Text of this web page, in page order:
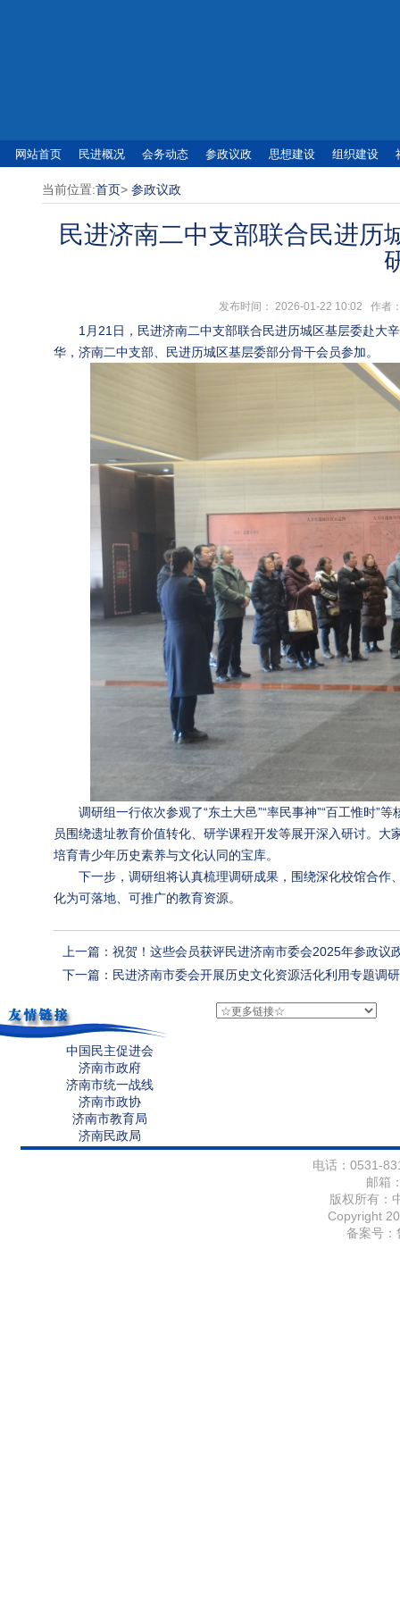
网站首页 民进概况 会务动态 参政议政 思想建设 组织建设
当前位置:首页>参政议政
民进济南二中支部联合民进历
发布时间： 2026-01-22 10:02 作者
1月21日‌，民进济南二中支部联合民进历城区基层委赴大
华，济南二中支部、民进历城区基层委部分骨干会员参加。
调研组一行依次参观了“东土大邑”“率民事神”“百工惟时”
员围绕遗址教育价值转化、研学课程开发等展开深入研讨。
培育青少年历史素养与文化认同的宝库。
下一步，调研组将认真梳理调研成果，围绕深化校馆合作
化为可落地、可推广的教育资源。
上一篇：祝贺！这些会员获评民进济南市委会2025年参政议
下一篇：民进济南市委会开展历史文化资源活化利用专题调研
中国民主促进会
济南市政府
济南市统一战线
济南市政协
济南市教育局
济南民政局
电话：0531-
邮箱
版权所有：
Copyright
备案号